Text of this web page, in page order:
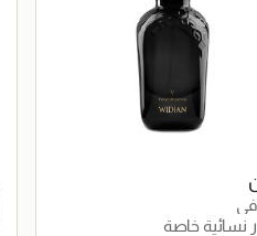
في
نسائية خاصة